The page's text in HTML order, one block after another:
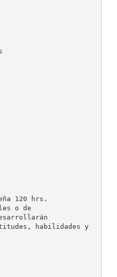
120 hrs.
o de
habilidades y